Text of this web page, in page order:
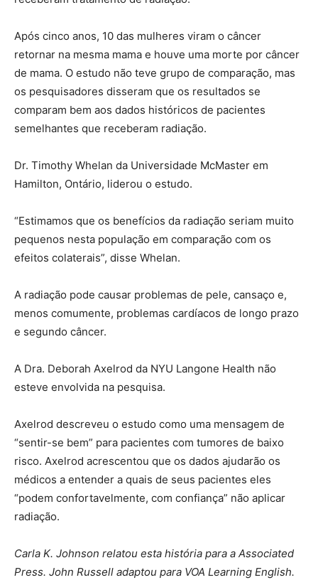
Após cinco anos, 10 das mulheres viram o câncer
retornar na mesma mama e houve uma morte por câncer
de mama. O estudo não teve grupo de comparação, mas
os pesquisadores disseram que os resultados se
comparam bem aos dados históricos de pacientes
semelhantes que receberam radiação.
Dr. Timothy Whelan da Universidade McMaster em
Hamilton, Ontário, liderou o estudo.
“Estimamos que os benefícios da radiação seriam muito
pequenos nesta população em comparação com os
efeitos colaterais”, disse Whelan.
A radiação pode causar problemas de pele, cansaço e,
menos comumente, problemas cardíacos de longo prazo
e segundo câncer.
A Dra. Deborah Axelrod da NYU Langone Health não
esteve envolvida na pesquisa.
Axelrod descreveu o estudo como uma mensagem de
“sentir-se bem” para pacientes com tumores de baixo
risco. Axelrod acrescentou que os dados ajudarão os
médicos a entender a quais de seus pacientes eles
“podem confortavelmente, com confiança” não aplicar
radiação.
Carla K. Johnson relatou esta história para a Associated
Press. John Russell adaptou para VOA Learning English.